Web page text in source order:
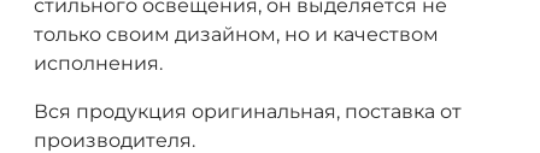
стильного освещения, он выделяется не
только своим дизайном, но и качеством
исполнения.
Вся продукция оригинальная, поставка от
производителя.